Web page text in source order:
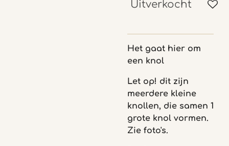
Uitverkocht
Het gaat hier om
een knol
Let op! dit zijn
meerdere kleine
knollen, die samen 1
grote knol vormen.
Zie foto's.